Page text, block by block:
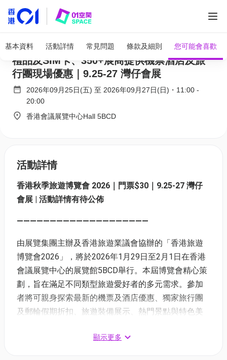
基本資料 活動詳情 常見問題 條款及細則 您可能會喜歡
香港旅遊博覽會 2026｜門票$30｜大派$30萬
禮品及SIM卡、350+展商提供機票酒店及旅
行團現場優惠｜9.25-27 灣仔會展
2026年09月25日(五) 至 2026年09月27日(日) ・ 11:00 -
20:00
香港會議展覽中心Hall 5BCD
活動詳情
香港秋季旅遊博覽會 2026｜門票$30｜9.25-27 灣仔
會展 | 活動詳情有待公佈
————————————————————
由展覽集團主辦及香港旅遊業議會協辦的「香港旅遊
博覽會2026」，將於2026年1月29日至2月1日在香港
會議展覽中心的展覽館5BCD舉行。本屆博覽會精心策
劃，旨在滿足不同類型旅遊愛好者的多元需求。參加
者將可親身探索最新的機票及酒店優惠、獨家旅行團
及郵輪假期折扣、旅遊裝備展示、熱門景點與特色美
顯示更多